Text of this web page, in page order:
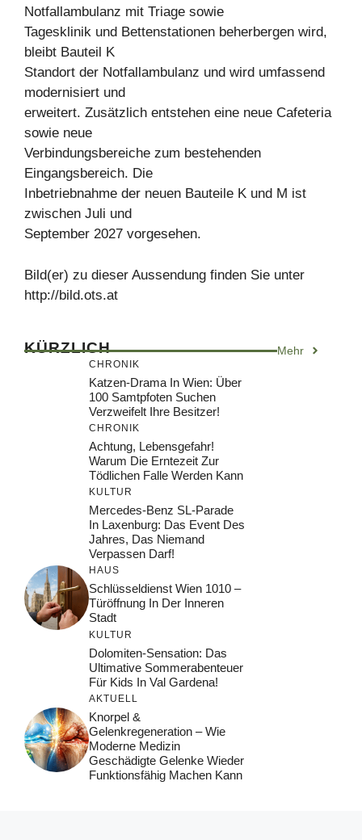
Notfallambulanz mit Triage sowie
Tagesklinik und Bettenstationen beherbergen wird,
bleibt Bauteil K
Standort der Notfallambulanz und wird umfassend
modernisiert und
erweitert. Zusätzlich entstehen eine neue Cafeteria
sowie neue
Verbindungsbereiche zum bestehenden
Eingangsbereich. Die
Inbetriebnahme der neuen Bauteile K und M ist
zwischen Juli und
September 2027 vorgesehen.
Bild(er) zu dieser Aussendung finden Sie unter
http://bild.ots.at
KÜRZLICH Mehr
CHRONIK
Katzen-Drama In Wien: Über
100 Samtpfoten Suchen
Verzweifelt Ihre Besitzer!
CHRONIK
Achtung, Lebensgefahr!
Warum Die Erntezeit Zur
Tödlichen Falle Werden Kann
KULTUR
Mercedes-Benz SL-Parade
In Laxenburg: Das Event Des
Jahres, Das Niemand
Verpassen Darf!
HAUS
Schlüsseldienst Wien 1010 –
Türöffnung In Der Inneren
Stadt
KULTUR
Dolomiten-Sensation: Das
Ultimative Sommerabenteuer
Für Kids In Val Gardena!
AKTUELL
Knorpel &
Gelenkregeneration – Wie
Moderne Medizin
Geschädigte Gelenke Wieder
Funktionsfähig Machen Kann